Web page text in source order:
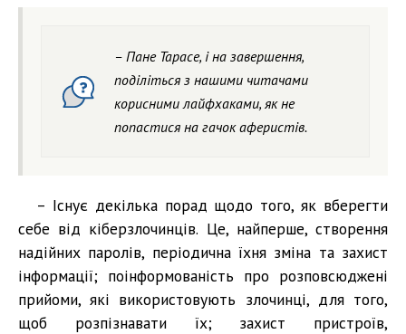
– Пане Тарасе, і на завершення,
поділіться з нашими читачами
корисними лайфхаками, як не
попастися на гачок аферистів.
– Існує декілька порад щодо того, як вберегти
себе від кіберзлочинців. Це, найперше, створення
надійних паролів, періодична їхня зміна та захист
інформації; поінформованість про розповсюджені
прийоми, які використовують злочинці, для того,
щоб розпізнавати їх; захист пристроїв,